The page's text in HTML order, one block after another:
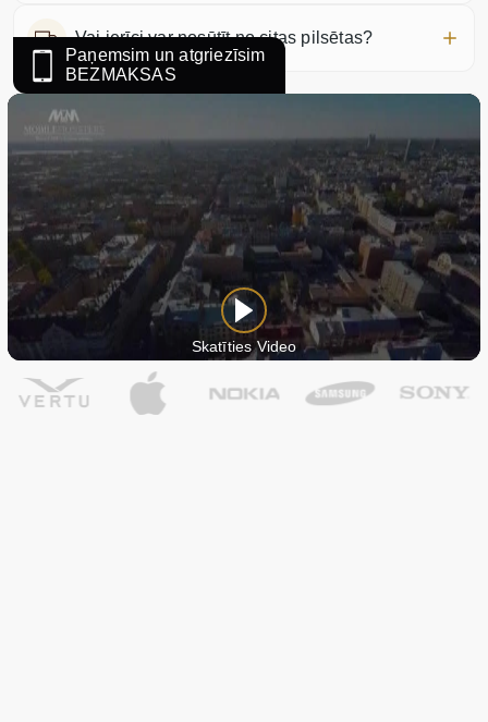
Vai ierīci var nosūtīt no citas pilsētas?
Paņemsim un atgriezīsim
BEZMAKSAS
Skatīties Video